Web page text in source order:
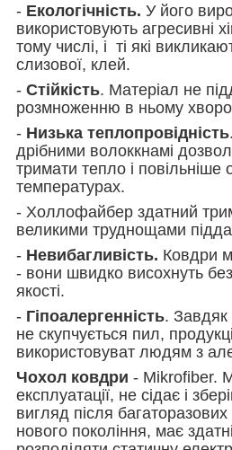
- Екологічність. У його
використовують агресивні
тому числі, і ті які
слизової, клей.
- Стійкість. Матеріал не
розмноженню в ньому
- Низька теплопровідність
дрібними волоккнамі
тримати тепло і повільніше
температурах.
- Холлофайбер здатний
великими труднощами
- Невибагливість. Ковдри
- вони швидко висохнуть
якості.
- Гіпоалергенність. Завдяк
не скупчується пил,
використовуват людям з
Чохол ковдри - Mikrofiber.
експлуатації, не сідає і
вигляд після
нового покоління, має